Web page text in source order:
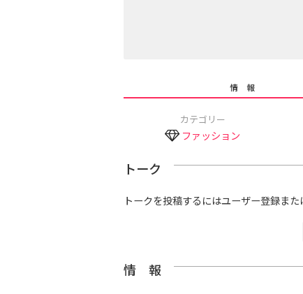
情 報
カテゴリー
ファッション
トーク
トークを投稿するにはユーザー登録また
情 報